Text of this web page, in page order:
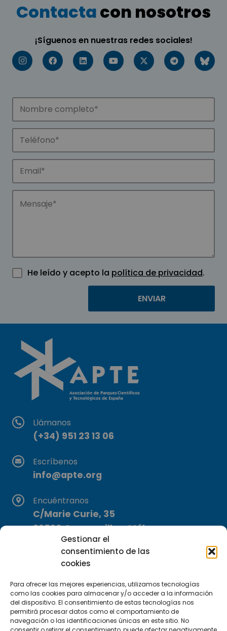
Gestionar el
consentimiento de las
cookies
Para ofrecer las mejores experiencias, utilizamos tecnologías
como las cookies para almacenar y/o acceder a la información
del dispositivo. El consentimiento de estas tecnologías nos
permitirá procesar datos como el comportamiento de
navegación o las identificaciones únicas en este sitio. No
Contactacon nosotros
¡Síguenos en nuestras redes sociales!
He leído y acepto la política de privacidad.
Llámanos
(+34) 951 23 13 06
Escríbenos
info@apte.org
Encuéntranos
C/Marie Curie, 35
29590 Campanillas, Málaga
Suscríbete a nuestra Newsletter